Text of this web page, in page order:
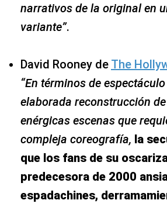
narrativos de la original en
variante”.
David Rooney de The
“En términos de
elaborada reconstrucción
enérgicas escenas que
compleja coreografía, la
que los fans de su
predecesora de 2000
espadachines,